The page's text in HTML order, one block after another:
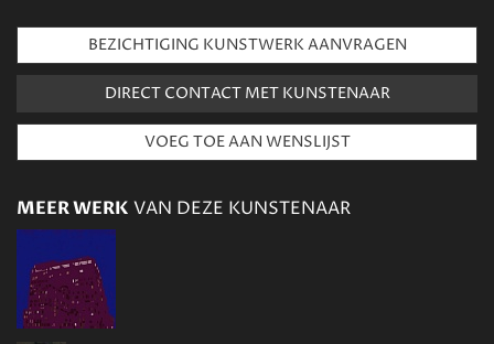
BEZICHTIGING KUNSTWERK AANVRAGEN
DIRECT CONTACT MET KUNSTENAAR
MEER WERK VAN DEZE KUNSTENAAR